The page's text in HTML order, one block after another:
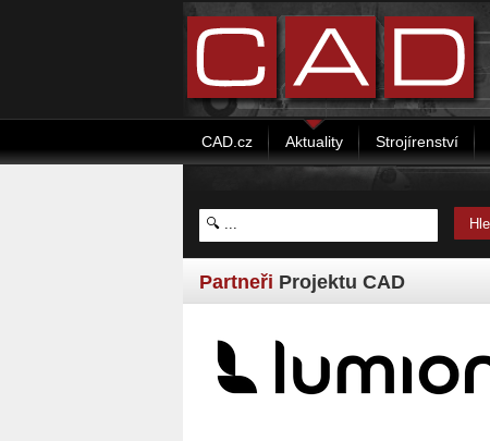
CAD.cz Aktuality Strojírenství
Partneři Projektu CAD